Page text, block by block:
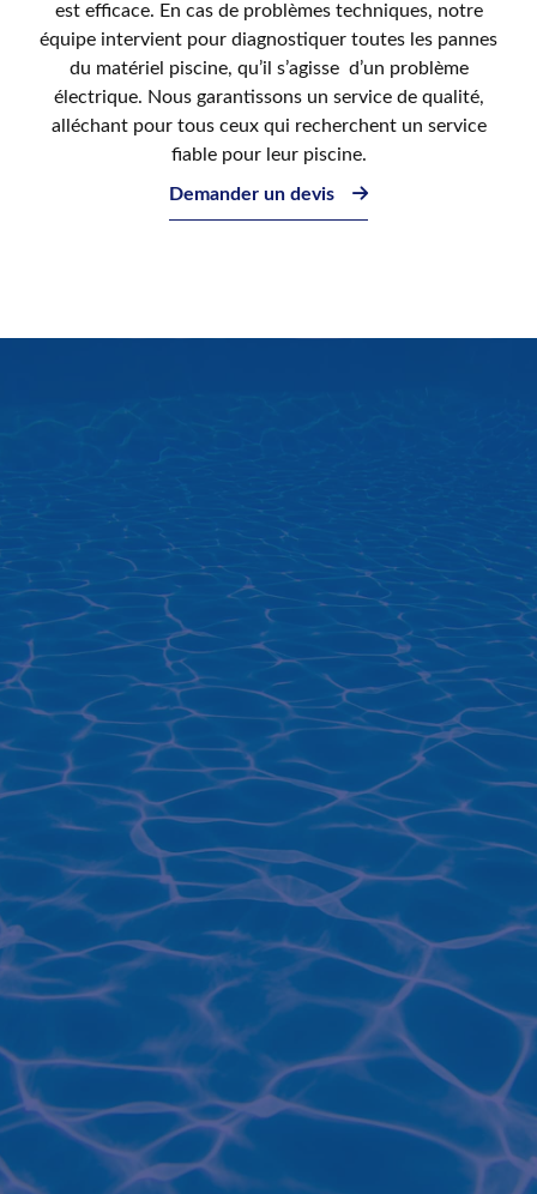
est efficace. En cas de problèmes techniques, notre
équipe intervient pour diagnostiquer toutes les pannes
du matériel piscine, qu’il s’agisse d’un problème
électrique. Nous garantissons un service de qualité,
alléchant pour tous ceux qui recherchent un service
fiable pour leur piscine.
Demander un devis